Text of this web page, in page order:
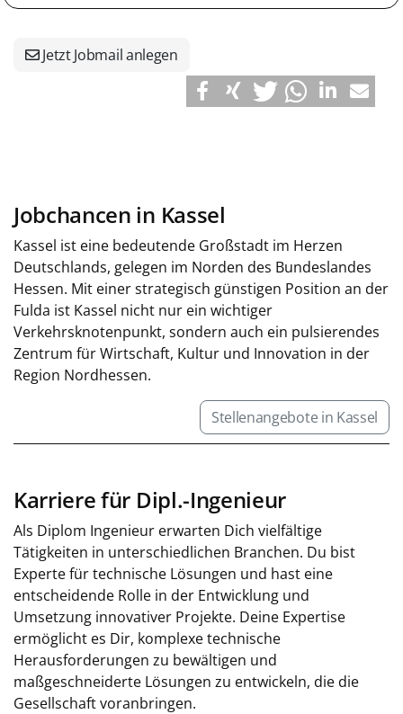
Jetzt Jobmail anlegen
Jobchancen in Kassel
Kassel ist eine bedeutende Großstadt im Herzen
Deutschlands, gelegen im Norden des Bundeslandes
Hessen. Mit einer strategisch günstigen Position an der
Fulda ist Kassel nicht nur ein wichtiger
Verkehrsknotenpunkt, sondern auch ein pulsierendes
Zentrum für Wirtschaft, Kultur und Innovation in der
Region Nordhessen.
Stellenangebote in Kassel
Karriere für Dipl.-Ingenieur
Als Diplom Ingenieur erwarten Dich vielfältige
Tätigkeiten in unterschiedlichen Branchen. Du bist
Experte für technische Lösungen und hast eine
entscheidende Rolle in der Entwicklung und
Umsetzung innovativer Projekte. Deine Expertise
ermöglicht es Dir, komplexe technische
Herausforderungen zu bewältigen und
maßgeschneiderte Lösungen zu entwickeln, die die
Gesellschaft voranbringen.